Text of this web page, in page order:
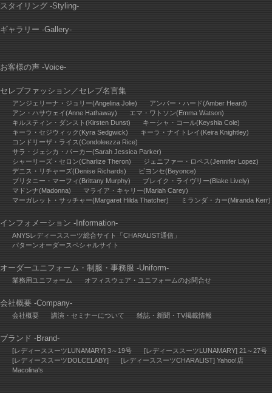
スタイリング -Styling-
ギャラリー -Gallery-
お客様の声 -Voice-
セレブファッション ／ セレブ名言集
アンジェリーナ・ジョリー(Angelina Jolie)
アンバー・ハード(Amber Heard)
アン・ハサウェイ(Anne Hathaway)
エマ・ワトソン(Emma Watson)
キルスティン・ダンスト(Kirsten Dunst)
キーシャ・コール(Keyshia Cole)
キーラ・セジウィック(Kyra Sedgwick)
キーラ・ナイトレイ(Keira Knightley)
コンドリーザ・ライス(Condoleezza Rice)
サラ・ジェシカ・パーカー(Sarah Jessica Parker)
シャーリーズ・セロン(Charlize Theron)
ジェニファー・ロペス(Jennifer Lopez)
デニス・リチャーズ(Denise Richards)
ビヨンセ(Beyonce)
ブリタニー・マーフィ(Brittany Murphy)
ブレイク・ライヴリー(Blake Lively)
マドンナ(Madonna)
マライア・キャリー(Mariah Carey)
マーガレット・サッチャー(Margaret Hilda Thatcher)
ミランダ・カー(Miranda Kerr)
インフォメーション -Information-
ANYSレディーススーツ総合サイト「CHARALIST通信」
パターンオーダースペシャルサイト
オーダーユニフォーム・制服・事務服 -Uniform-
業務用ユニフォーム オフィスウェア・ユニフォームのお問合せ
会社概要 -Company-
会社概要 講演・セミナーについて 雑誌・新聞・TV掲載情報
ブランド -Brand-
[レディーススーツLUNAMARY] 3～19号
[レディーススーツLUNAMARY] 21～27号
[レディーススーツDOLCELABY]
[レディーススーツCHARALIST] Yahoo!店
Macolina's